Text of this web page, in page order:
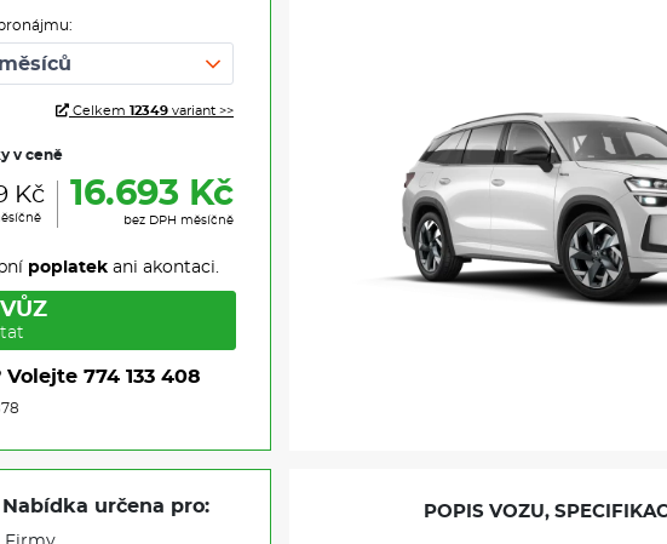
Celkem 12349 variant >>
v ceně
Kč 16.693 Kč
bez DPH měsíčně
poplatekani akontaci.
Volejte 774 133 408
Nabídka určena pro: POPIS VOZU,